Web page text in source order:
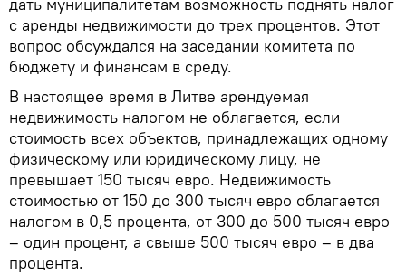
с аренды недвижимости до трех процентов. Этот
вопрос обсуждался на заседании комитета по
бюджету и финансам в среду.
В настоящее время в Литве арендуемая
недвижимость налогом не облагается, если
стоимость всех объектов, принадлежащих одному
физическому или юридическому лицу, не
превышает 150 тысяч евро. Недвижимость
стоимостью от 150 до 300 тысяч евро облагается
налогом в 0,5 процента, от 300 до 500 тысяч евро
– один процент, а свыше 500 тысяч евро – в два
процента.